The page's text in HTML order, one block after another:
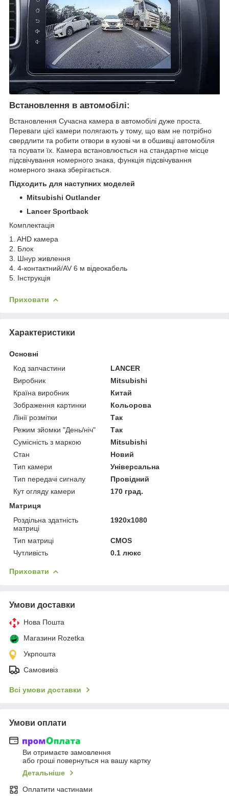
Встановлення в автомобілі:
Встановлення Сучасна камера в автомобілі дуже проста.
Переваги цієї камери полягають у тому, що вам не потрібно
свердлити та робити отвори в кузові чи в обшивці автомобіля
та псувати їх. Камера встановлюється на стандартне місце
підсвічування номерного знака, функція підсвічування
номерного знака зберігається.
Підходить для наступних моделей
Mitsubishi Outlander
Lancer Sportback
Комплектація
1. AHD камера
2. Блок
3. Шнур живлення
4. 4-контактний/AV 6 м відеокабель
5. Інструкція
Приховати
Характеристики
Основні
Код запчастини
LANCER
Виробник
Mitsubishi
Країна виробник
Китай
Зображення картинки
Кольорова
Лінії розмітки
Так
Режим зйомки "День/ніч"
Так
Сумісність з маркою
Mitsubishi
Стан
Новий
Тип камери
Універсальна
Тип передачі сигналу
Провідний
Кут огляду камери
170 град.
Матриця
Роздільна здатність
матриці
1920x1080
Тип матриці
CMOS
Чутливість
0.1 люкс
Приховати
Умови доставки
Нова Пошта
Магазини Rozetka
Укрпошта
Самовивіз
Всі умови доставки
Умови оплати
Ви отримаєте замовлення
або гроші повернуться на вашу картку
Детальніше
Оплатити частинами